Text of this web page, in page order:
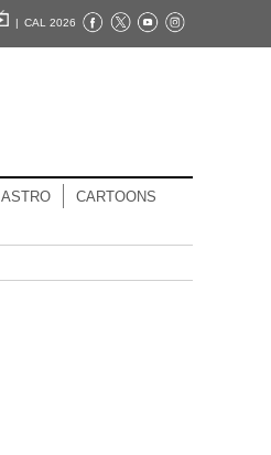
| CAL 2026
ASTRO CARTOONS